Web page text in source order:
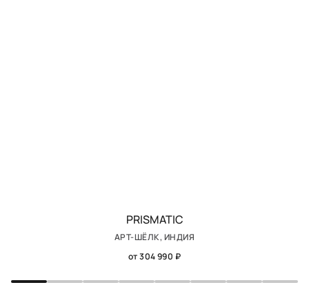
PRISMATIC
АРТ-ШЁЛК, ИНДИЯ
от 304 990 ₽